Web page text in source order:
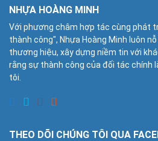
NHỰA HOÀNG MINH
Với phương châm hợp tác cùng phát
thành công", Nhựa Hoàng Minh luôn
thương hiệu, xây dựng niềm tin với
rằng sự thành công của đối tác chính
tôi.
THEO DÕI CHÚNG TÔI QUA